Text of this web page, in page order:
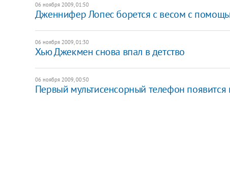
06 ноября 2009, 01:50
Дженнифер Лопес борется с весом с
06 ноября 2009, 01:30
Хью Джекмен снова впал в детство
06 ноября 2009, 00:50
Первый мультисенсорный телефон появится